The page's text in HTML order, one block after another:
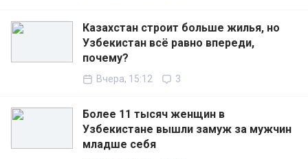
Казахстан строит больше жилья, но
Узбекистан всё равно впереди,
почему?
Вчера, 15:12 3
Более 11 тысяч женщин в
Узбекистане вышли замуж за мужчин
младше себя